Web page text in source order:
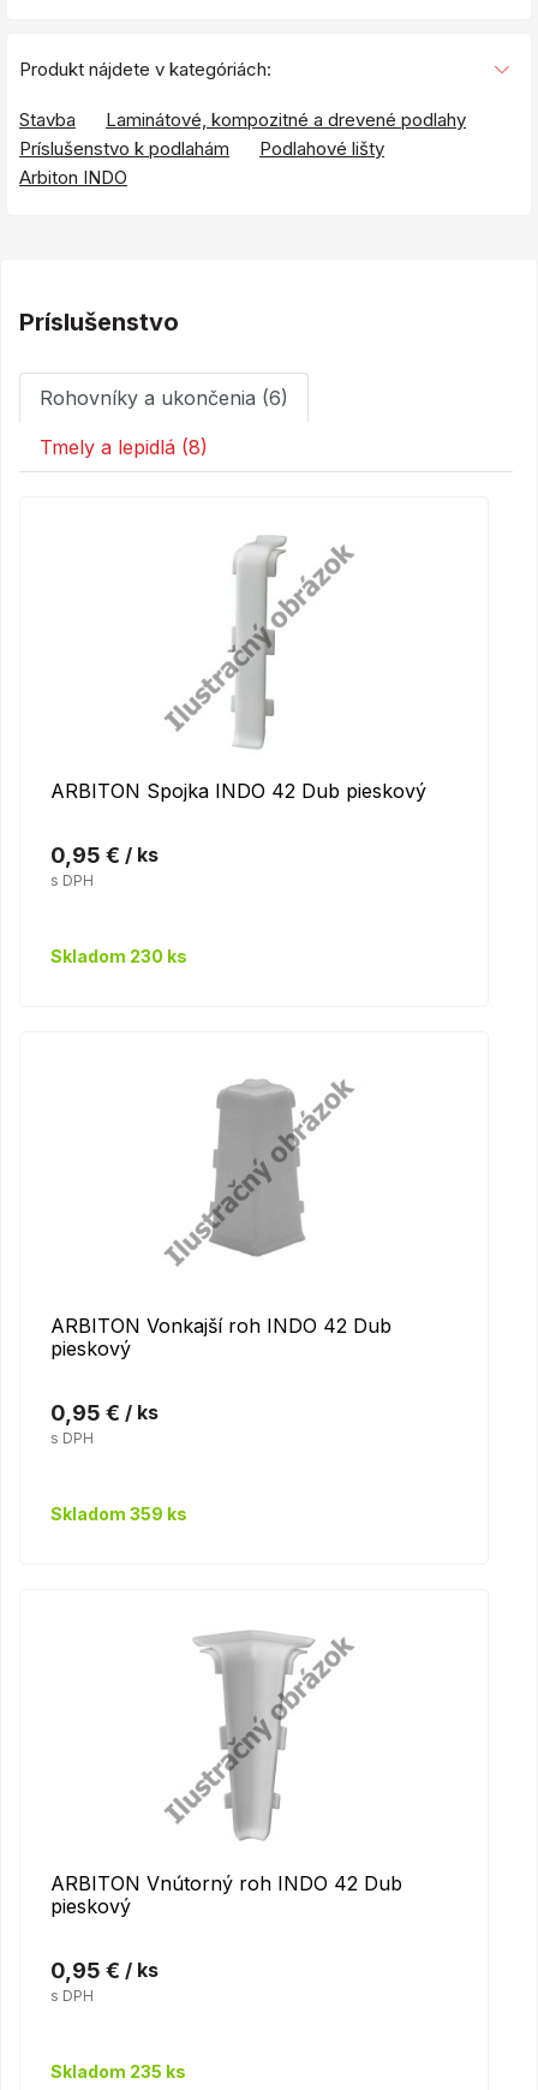
Produkt nájdete v kategóriách:
Stavba
Laminátové, kompozitné a drevené podlahy
Príslušenstvo k podlahám
Podlahové lišty
Arbiton INDO
Príslušenstvo
Rohovníky a ukončenia (6)
Tmely a lepidlá (8)
ARBITON Spojka INDO 42 Dub pieskový
0,95 € / ks
s DPH
Skladom 230 ks
ARBITON Vonkajší roh INDO 42 Dub
pieskový
0,95 € / ks
s DPH
Skladom 359 ks
ARBITON Vnútorný roh INDO 42 Dub
pieskový
0,95 € / ks
s DPH
Skladom 235 ks